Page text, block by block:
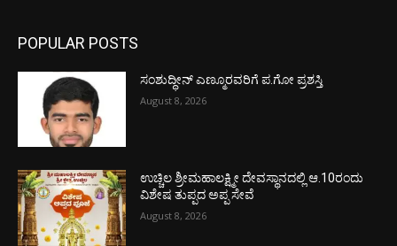
POPULAR POSTS
ಸಂಶುದ್ಧೀನ್ ಎಣ್ಮೂರವರಿಗೆ ಪ.ಗೋ ಪ್ರಶಸ್ತಿ
August 8, 2026
ಉಚ್ಚಿಲ ಶ್ರೀಮಹಾಲಕ್ಷ್ಮೀ ದೇವಸ್ಥಾನದಲ್ಲಿ ಆ.10ರಂದು
ವಿಶೇಷ ತುಪ್ಪದ ಅಪ್ಪ ಸೇವೆ
August 8, 2026